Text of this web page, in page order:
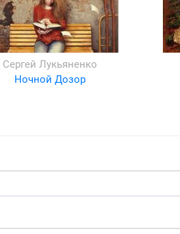
Сергей Лукьяненко
Ночной Дозор